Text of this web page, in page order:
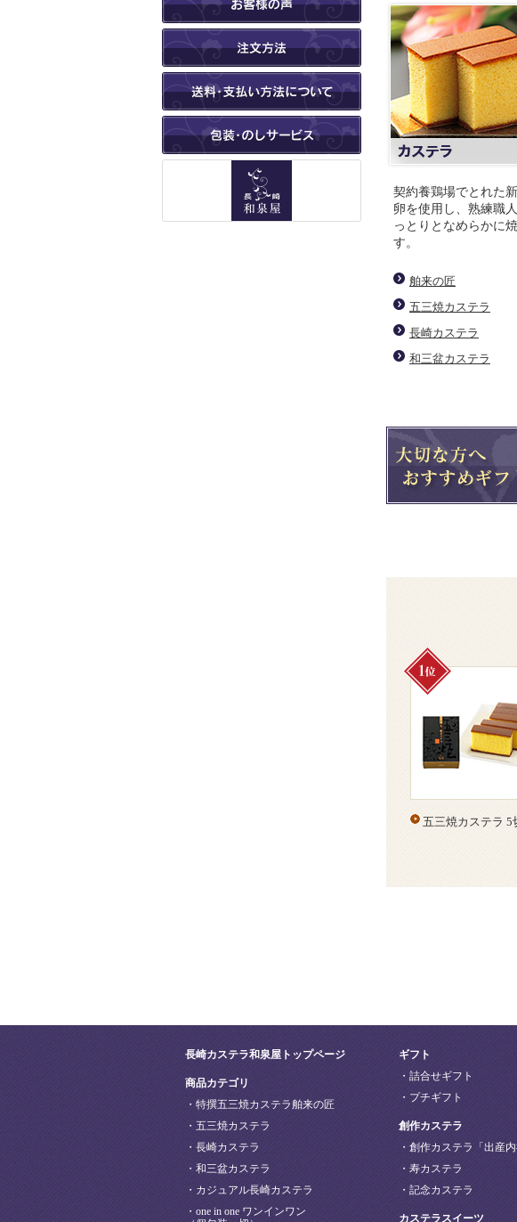
契約養鶏場でとれた
卵を使用し、熟練職
っとりとなめらかに
す。
舶来の匠
五三焼カステラ
長崎カステラ
和三盆カステラ
五三焼カステラ 5
長崎カステラ和泉屋トップページ
商品カテゴリ
・特撰五三焼カステラ舶来の匠
・五三焼カステラ
・長崎カステラ
・和三盆カステラ
・カジュアル長崎カステラ
・one in one ワンインワン
ギフト
・詰合せギフト
・プチギフト
創作カステラ
・創作カステラ「出産内
・寿カステラ
・記念カステラ
カステラスイーツ